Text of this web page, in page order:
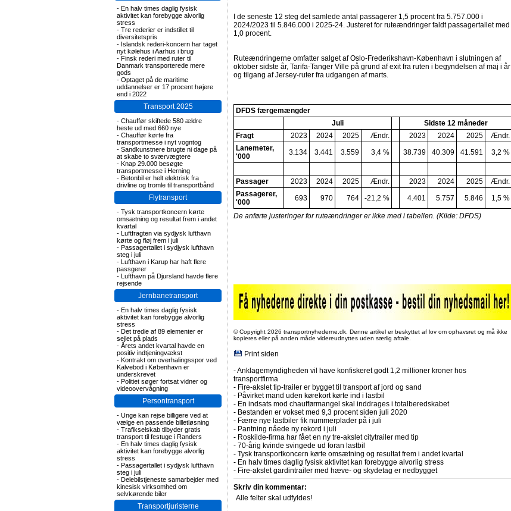
- En halv times daglig fysisk
aktivitet kan forebygge alvorlig
stress
- Tre rederier er indstillet til
diversitetspris
- Islandsk rederi-koncern har taget
nyt kølehus i Aarhus i brug
- Finsk rederi med ruter til
Danmark transporterede mere
gods
- Optaget på de maritime
uddannelser er 17 procent højere
end i 2022
Transport 2025
- Chauffør skiftede 580 ældre
heste ud med 660 nye
- Chauffør kørte fra
transportmesse i nyt vogntog
- Sandkunstnere brugte ni dage på
at skabe to sværvægtere
- Knap 29.000 besøgte
transportmesse i Herning
- Betonbil er helt elektrisk fra
drivline og tromle til transportbånd
Flytransport
- Tysk transportkoncern kørte
omsætning og resultat frem i andet
kvartal
- Luftfragten via sydjysk lufthavn
kørte og fløj frem i juli
- Passagertallet i sydjysk lufthavn
steg i juli
- Lufthavn i Karup har haft flere
passgerer
- Lufthavn på Djursland havde flere
rejsende
Jernbanetransport
- En halv times daglig fysisk
aktivitet kan forebygge alvorlig
stress
- Det tredie af 89 elementer er
sejlet på plads
- Årets andet kvartal havde en
positiv indtjeningvækst
- Kontrakt om overhalingsspor ved
Kalvebod i København er
underskrevet
- Politiet søger fortsat vidner og
videoovervågning
Persontransport
- Unge kan rejse billigere ved at
vælge en passende billetløsning
- Trafikselskab tilbyder gratis
transport til festuge i Randers
- En halv times daglig fysisk
aktivitet kan forebygge alvorlig
stress
- Passagertallet i sydjysk lufthavn
steg i juli
- Delebilstjeneste samarbejder med
kinesisk virksomhed om
selvkørende biler
Transportjuristerne
I de seneste 12 steg det samlede antal passagerer 1,5 procent fra 5.757.000 i
2024/2023 til 5.846.000 i 2025-24. Justeret for ruteændringer faldt passagertallet med
1,0 procent.
Ruteændringerne omfatter salget af Oslo-Frederikshavn-København i slutningen af
oktober sidste år, Tarifa-Tanger Ville på grund af exit fra ruten i begyndelsen af maj i år
og tilgang af Jersey-ruter fra udgangen af marts.
DFDS færgemængder
Juli
Sidste 12 måneder
Fragt
2023 2024 2025 Ændr. 2023 2024 2025
Ændr.
Lanemeter,
'000
3.134 3.441 3.559 3,4 % 38.739 40.309 41.591 3,2 %
Passager 2023 2024 2025 Ændr. 2023 2024 2025
Ændr.
Passagerer,
'000
693 970 764 -21,2 % 4.401 5.757 5.846 1,5 %
De anførte justeringer for ruteændringer er ikke med i tabellen. (Kilde: DFDS)
© Copyright 2026 transportnyhederne.dk. Denne artikel er beskyttet af lov om ophavsret og må ikke
kopieres eller på anden måde videreudnyttes uden særlig aftale.
Print siden
-Anklagemyndigheden vil have konfiskeret godt 1,2 millioner kroner hos
transportfirma
- Fire-akslet tip-trailer er bygget til transport af jord og sand
- Påvirket mand uden kørekort kørte ind i lastbil
- En indsats mod chaufførmangel skal inddrages i totalberedskabet
- Bestanden er vokset med 9,3 procent siden juli 2020
- Færre nye lastbiler fik nummerplader på i juli
- Pantning nåede ny rekord i juli
- Roskilde-firma har fået en ny tre-akslet citytrailer med tip
- 70-årig kvinde svingede ud foran lastbil
- Tysk transportkoncern kørte omsætning og resultat frem i andet kvartal
- En halv times daglig fysisk aktivitet kan forebygge alvorlig stress
- Fire-akslet gardintrailer med hæve- og skydetag er nedbygget
Skriv din kommentar:
Alle felter skal udfyldes!